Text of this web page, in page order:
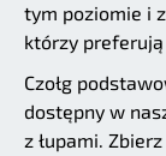
tym poziomie i
którzy
Czołg
dostępny w
z łupami.